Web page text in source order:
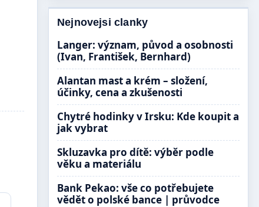
Nejnovejsi clanky
Langer: význam, původ a osobnosti
(Ivan, František, Bernhard)
Alantan mast a krém – složení,
účinky, cena a zkušenosti
Chytré hodinky v Irsku: Kde koupit a
jak vybrat
Skluzavka pro dítě: výběr podle
věku a materiálu
Bank Pekao: vše co potřebujete
vědět o polské bance | průvodce